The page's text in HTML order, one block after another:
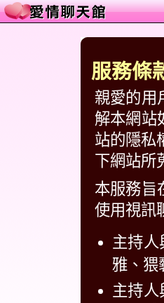
服務條
親愛的用
解本網站
站的隱私
下網站所
本服務旨
使用視訊
主持
雅、猥
主持